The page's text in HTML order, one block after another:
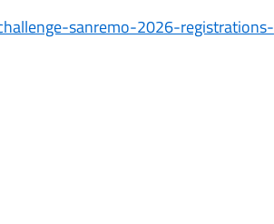
sanremo-2026-registrations-